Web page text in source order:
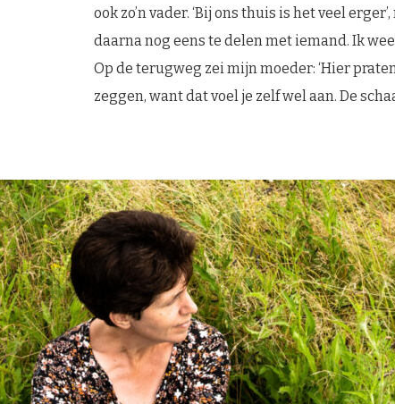
ook zo’n vader. ‘Bij ons thuis is het veel
daarna nog eens te delen met iemand. Ik
Op de terugweg zei mijn moeder: ‘Hier
zeggen, want dat voel je zelf wel aan. De